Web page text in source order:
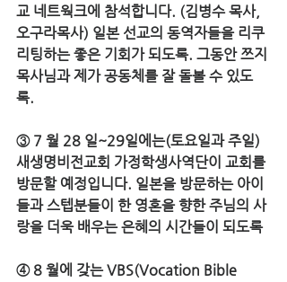
교 네트웍크에 참석합니다. (김병수 목사,
오구라목사) 일본 선교의 동역자들을 리쿠
리팅하는 좋은 기회가 되도록. 그동안 쯔지
목사님과 제가 공동체를 잘 돌볼 수 있도
록.
③ 7 월 28 일~29일에는(토요일과 주일)
새생명비전교회 가정학생사역단이 교회를
방문할 예정입니다. 일본을 방문하는 아이
들과 스텝분들이 한 영혼을 향한 주님의 사
랑을 더욱 배우는 은혜의 시간들이 되도록
④ 8 월에 갖는 VBS(Vocation Bible